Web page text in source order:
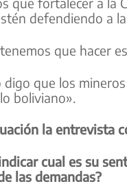
defendiendo a
que hacer
digo que los
boliviano».
la entrevista
cual es su
las demandas?